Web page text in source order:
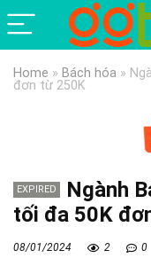
Home » Bách hóa »
đơn từ 250K
EXPIRED
Ngành
tối đa 50K
08/01/2024 2 0